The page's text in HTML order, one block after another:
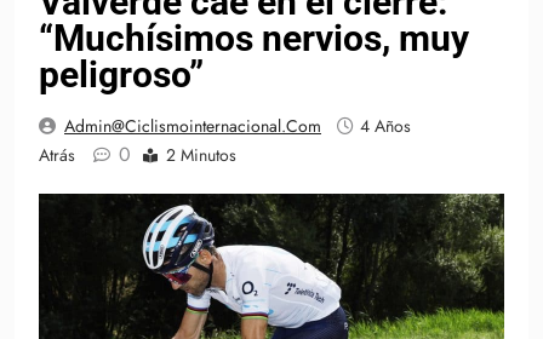
“Muchísimos nervios, muy
peligroso”
Admin@ciclismointernacional.com
4 Años
Atrás
0 2 Minutos